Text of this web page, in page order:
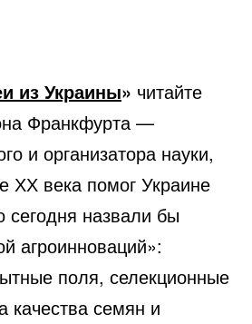
из Украины» читайте
Франкфурта —
и организатора науки,
ХХ века помог Украине
сегодня назвали бы
агроинноваций»:
поля, селекционные
качества семян и